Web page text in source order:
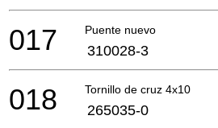
Puente nuevo
017 310028-3
Tornillo de cruz 4x10
018 265035-0